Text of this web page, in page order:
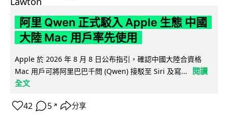
阿里 Qwen 正式駁入 Apple 生態 中國
大陸 Mac 用戶率先使用
Apple 於 2026 年 8 月 8 日公布指引，確認中國大陸合資格
Mac 用戶可將阿里巴巴千問 (Qwen) 接駁至 Siri 及寫...
閱讀
全文
42 5 ↗ 分享